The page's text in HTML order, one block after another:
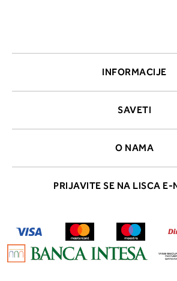
INFORMACIJE
SAVETI
O NAMA
PRIJAVITE SE NA LISCA E-